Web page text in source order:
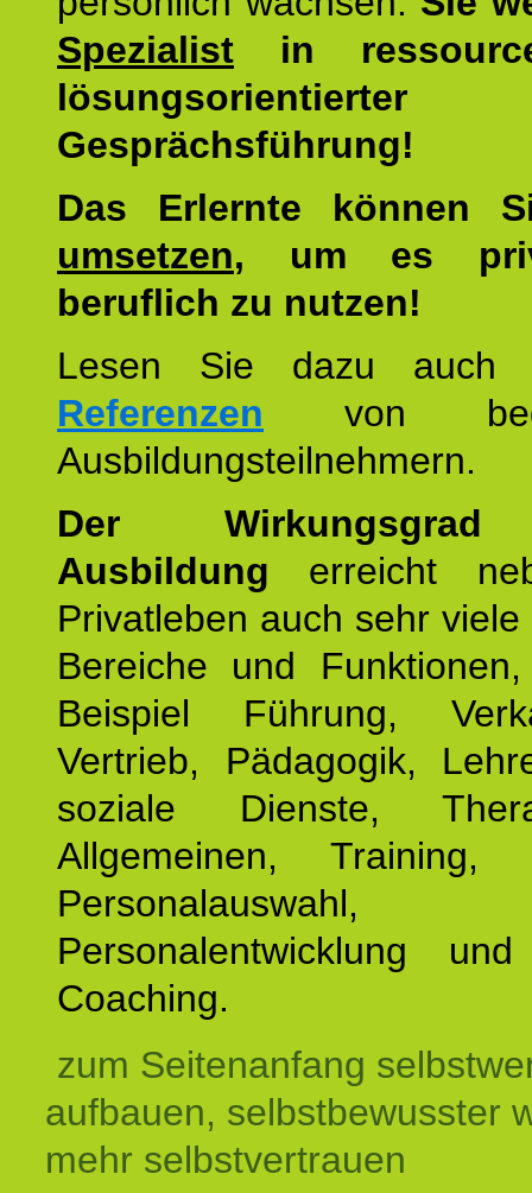
Spezialist in
lösungsorientierter
Gesprächsführung!
Das Erlernte können
umsetzen, um es
beruflich zu nutzen!
Lesen Sie dazu
Referenzen von
Ausbildungsteilnehmern.
Der
Ausbildung erreicht
Privatleben auch sehr
Bereiche und
Beispiel Führung,
Vertrieb, Pädagogik,
soziale Dienste,
Allgemeinen, Training,
Personalauswahl,
Personalentwicklung
Coaching.
zum Seitenanfang
aufbauen, selbstbewusster
mehr selbstvertrauen